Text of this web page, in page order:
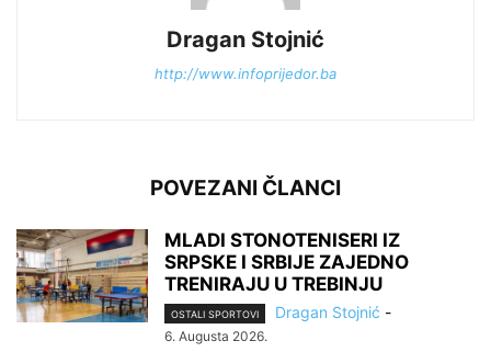
Dragan Stojnić
http://www.infoprijedor.ba
POVEZANI ČLANCI
MLADI STONOTENISERI IZ
SRPSKE I SRBIJE ZAJEDNO
TRENIRAJU U TREBINJU
OSTALI SPORTOVI Dragan Stojnić -
6. Augusta 2026.